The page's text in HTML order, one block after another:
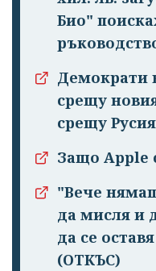
Био"
Демократи
срещу
срещу Русия
Защо Apple
"Вече
да мисля и
да се
(ОТКЪС)